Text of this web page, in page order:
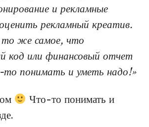
и рекламные
рекламный креатив.
то же самое, что
код или финансовый отчет
понимать и уметь надо!»
Что-то понимать и